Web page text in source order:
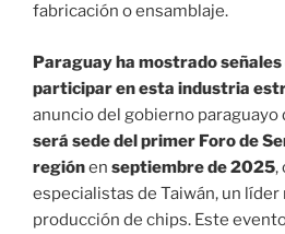
fabricación o ensamblaje.
Paraguay ha mostrado
participar en esta industria
anuncio del gobierno paraguayo
será sede del primer Foro de
regiónen septiembre de 2025,
especialistas de Taiwán, un líder
producción de chips. Este